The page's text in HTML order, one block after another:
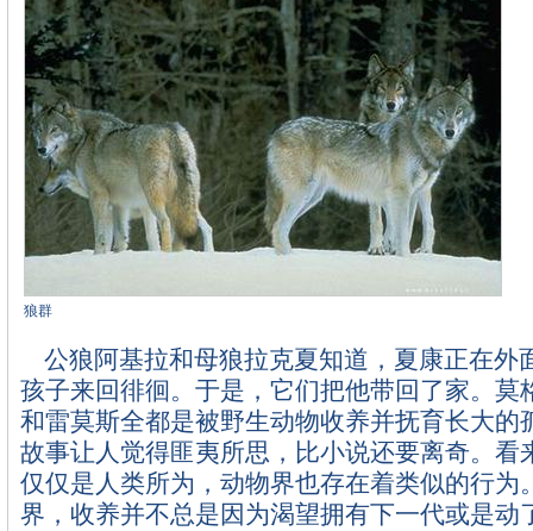
狼群
公狼阿基拉和母狼拉克夏知道，夏康正在外
孩子来回徘徊。于是，它们把他带回了家。莫
和雷莫斯全都是被野生动物收养并抚育长大的
故事让人觉得匪夷所思，比小说还要离奇。看
仅仅是人类所为，动物界也存在着类似的行为
界，收养并不总是因为渴望拥有下一代或是动